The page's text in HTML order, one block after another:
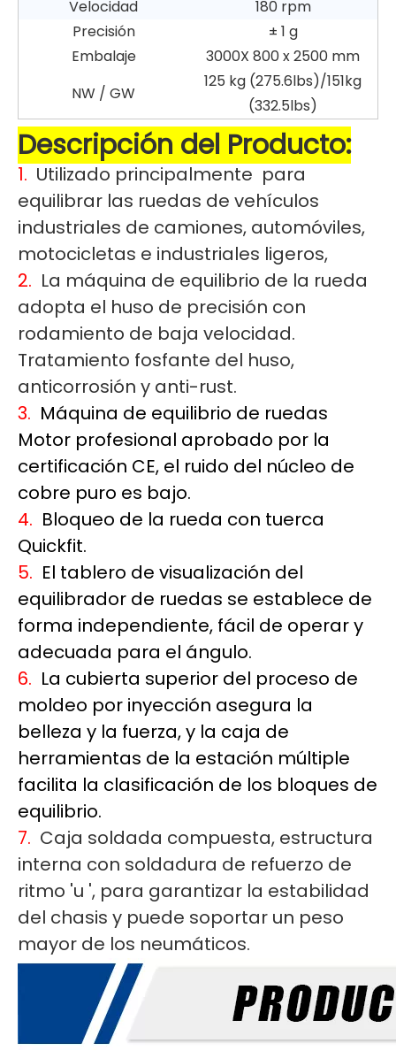
Velocidad
180 rpm
Precisión
± 1 g
Embalaje
3000X 800 x 2500 mm
NW / GW
125 kg (275.6lbs)/151kg
(332.5lbs)
Descripción del Producto:
1. Utilizado principalmente para
equilibrar las ruedas de vehículos
industriales de camiones, automóviles,
motocicletas e industriales ligeros,
2. La máquina de equilibrio de la rueda
adopta el huso de precisión con
rodamiento de baja velocidad.
Tratamiento fosfante del huso,
anticorrosión y anti-rust.
3. Máquina de equilibrio de ruedas
Motor profesional aprobado por la
certificación CE, el ruido del núcleo de
cobre puro es bajo.
4. Bloqueo de la rueda con tuerca
Quickfit.
5. El tablero de visualización del
equilibrador de ruedas se establece de
forma independiente, fácil de operar y
adecuada para el ángulo.
6. La cubierta superior del proceso de
moldeo por inyección asegura la
belleza y la fuerza, y la caja de
herramientas de la estación múltiple
facilita la clasificación de los bloques de
equilibrio.
7. Caja soldada compuesta, estructura
interna con soldadura de refuerzo de
ritmo 'u ', para garantizar la estabilidad
del chasis y puede soportar un peso
mayor de los neumáticos.